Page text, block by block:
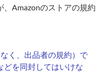
Amazonのストアの規約
く、出品者の規約）で
どを同封してはいけな